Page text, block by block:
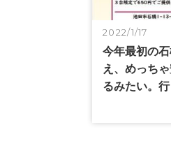
2022/1/17
今年最初の
え、めっち
るみたい。